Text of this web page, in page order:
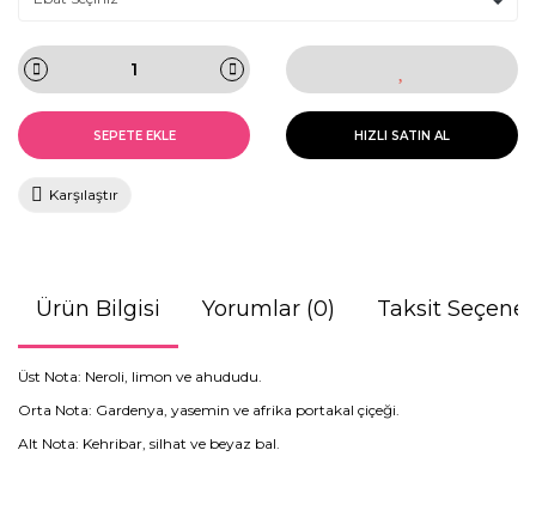
SEPETE EKLE HIZLI SATIN AL
Karşılaştır
Ürün Bilgisi Yorumlar (0) Taksit
Üst Nota: Neroli, limon ve ahududu.
Orta Nota: Gardenya, yasemin ve afrika portakal çiçeği.
Alt Nota: Kehribar, silhat ve beyaz bal.